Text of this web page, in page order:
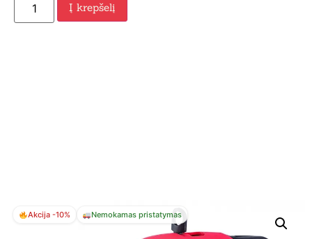
Į krepšelį
Akcija -10% Nemokamas pristatymas